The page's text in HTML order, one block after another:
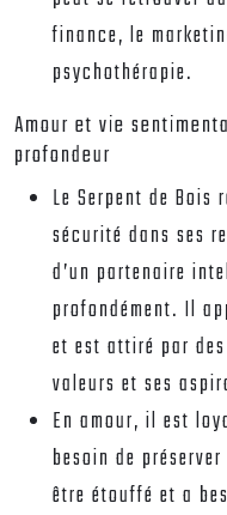
finance, le
psychothérapie.
Amour et vie
profondeur
Le Serpent de
sécurité dans ses
d’un partenaire
profondément. Il
et est attiré par
valeurs et ses
En amour, il est
besoin de
être étouffé et a